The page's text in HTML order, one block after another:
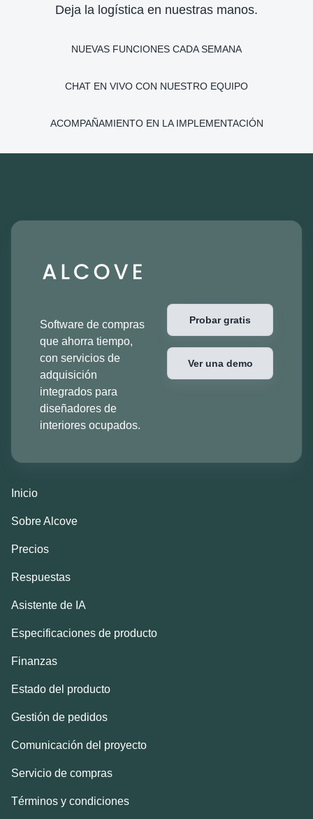
Deja la logística en nuestras manos.
NUEVAS FUNCIONES CADA SEMANA
CHAT EN VIVO CON NUESTRO EQUIPO
ACOMPAÑAMIENTO EN LA IMPLEMENTACIÓN
Software de compras
que ahorra tiempo,
con servicios de
adquisición
integrados para
diseñadores de
interiores ocupados.
Probar gratis
Ver una demo
Inicio
Sobre Alcove
Precios
Respuestas
Asistente de IA
Especificaciones de producto
Finanzas
Estado del producto
Gestión de pedidos
Comunicación del proyecto
Servicio de compras
Términos y condiciones